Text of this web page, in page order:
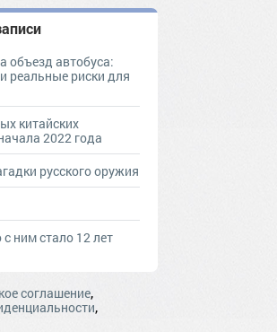
объезд автобуса:
реальные риски для
китайских
2022 года
русского оружия
ним стало 12 лет
соглашение,
,